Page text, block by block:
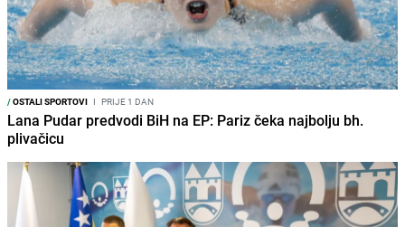
/OSTALI SPORTOVI I PRIJE 1 DAN
Lana Pudar predvodi BiH na EP: Pariz čeka najbolju bh.
plivačicu